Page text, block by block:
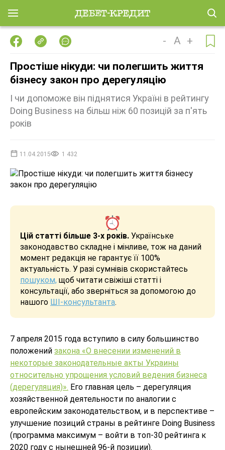
- A +
Простіше нікуди: чи полегшить життя
бізнесу закон про дерегуляцію
І чи допоможе він піднятися Україні в рейтингу
Doing Business на більш ніж 60 позицій за п'ять
років
11.04.2015 1 432
Цій статті більше 3-х років. Українське
законодавство складне і мінливе, тож на даний
момент редакція не гарантує її 100%
актуальність. У разі сумнівів скористайтесь
пошуком, щоб читати свіжіші статті і
консультації, або зверніться за допомогою до
нашого ШІ-консультанта.
7 апреля 2015 года вступило в силу большинство
положений закона «О внесении изменений в
некоторые законодательные акты Украины
относительно упрощения условий ведения бизнеса
(дерегуляция)». Его главная цель – дерегуляция
хозяйственной деятельности по аналогии с
европейским законодательством, и в перспективе –
улучшение позиций страны в рейтинге Doing Business
(программа максимум – войти в топ-30 рейтинга к
2020 году с нынешней 96-й позиции).